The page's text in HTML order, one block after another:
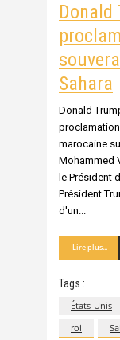
Donald
Sahara
Donald
marocaine
Mohammed
le Président
Président
d'un
Lire plus...
Tags :
États-Unis
roi